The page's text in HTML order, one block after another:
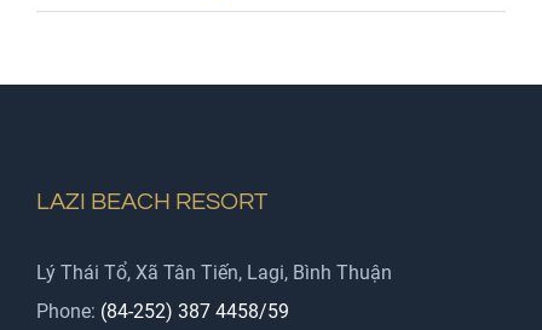
LAZI BEACH RESORT
Lý Thái Tổ, Xã Tân Tiến, Lagi, Bình Thuận
Phone: (84-252) 387 4458/59